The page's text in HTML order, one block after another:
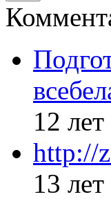
12
http://
13